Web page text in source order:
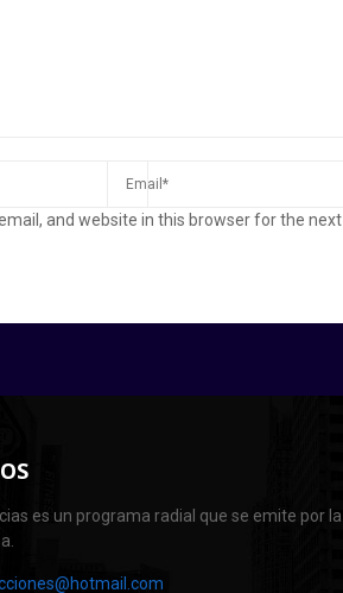
and website in this browser for the
es un programa radial que se emite por